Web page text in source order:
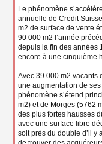
Le phénomène
annuelle de Credit
m2 de surface de vente
90 000 m2 l’année
depuis la fin des années
encore à une cinquième
Avec 39 000 m2 vacants
une augmentation de
phénomène s’étend
m2) et de Morges (5762
des plus fortes hausses
avec une surface libre
soit près du double d’il y